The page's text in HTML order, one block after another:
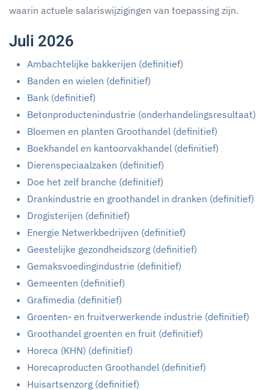
waarin actuele salariswijzigingen van toepassing zijn.
Juli 2026
Ambachtelijke bakkerijen (definitief)
Banden en wielen (definitief)
Bank (definitief)
Betonproductenindustrie (onderhandelingsresultaat)
Bloemen en planten Groothandel (definitief)
Boekhandel en kantoorvakhandel (definitief)
Dierenspeciaalzaken (definitief)
Doe het zelf branche (definitief)
Drankindustrie en groothandel in dranken (definitief)
Drogisterijen (definitief)
Energie Netwerkbedrijven (definitief)
Geestelijke gezondheidszorg (definitief)
Gemaksvoedingindustrie (definitief)
Gemeenten (definitief)
Grafimedia (definitief)
Groenten- en fruitverwerkende industrie (definitief)
Groothandel groenten en fruit (definitief)
Horeca (KHN) (definitief)
Horecaproducten Groothandel (definitief)
Huisartsenzorg (definitief)